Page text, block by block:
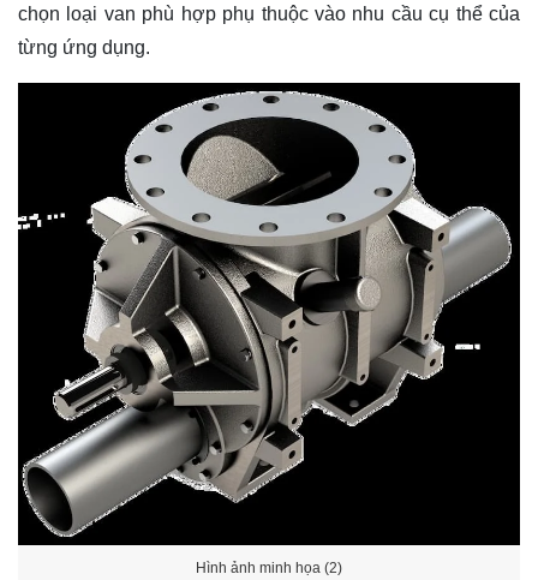
chọn loại van phù hợp phụ thuộc vào nhu cầu cụ thể của
từng ứng dụng.
Hình ảnh minh họa (2)